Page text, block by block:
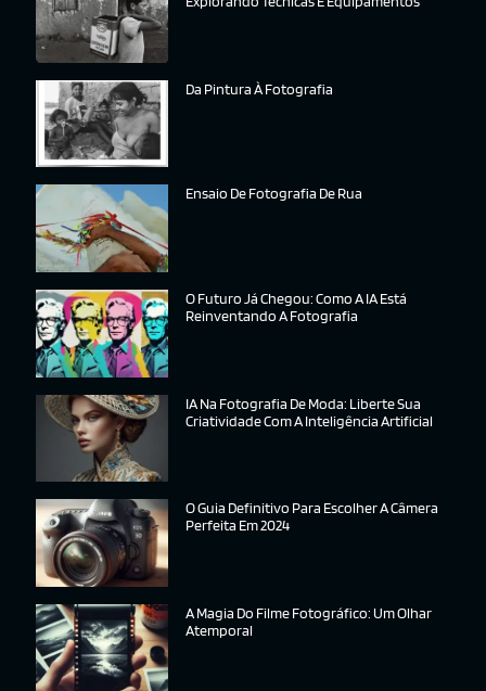
Da Pintura À Fotografia
Ensaio De Fotografia De Rua
O Futuro Já Chegou: Como A IA Está
Reinventando A Fotografia
IA Na Fotografia De Moda: Liberte Sua
Criatividade Com A Inteligência Artificial
O Guia Definitivo Para Escolher A Câmera
Perfeita Em 2024
A Magia Do Filme Fotográfico: Um Olhar
Atemporal